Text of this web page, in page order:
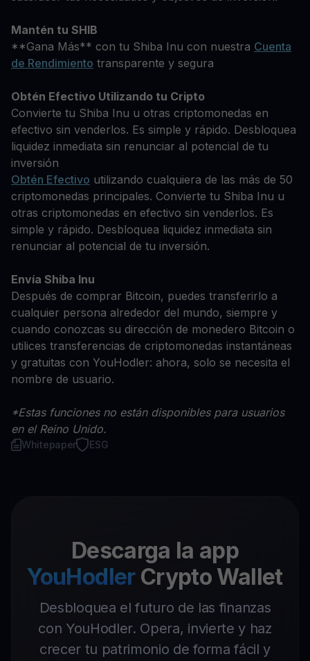
Mantén tu SHIB
**Gana Más** con tu Shiba Inu con nuestra Cuenta
de Rendimiento transparente y segura
Obtén Efectivo Utilizando tu Cripto
Convierte tu Shiba Inu u otras criptomonedas en
efectivo sin venderlos. Es simple y rápido. Desbloquea
liquidez inmediata sin renunciar al potencial de tu
inversión
Obtén Efectivo utilizando cualquiera de las más de 50
criptomonedas principales. Convierte tu Shiba Inu u
otras criptomonedas en efectivo sin venderlos. Es
simple y rápido. Desbloquea liquidez inmediata sin
renunciar al potencial de tu inversión.
Envía Shiba Inu
Después de comprar Bitcoin, puedes transferirlo a
cualquier persona alrededor del mundo, siempre y
cuando conozcas su dirección de monedero Bitcoin o
utilices transferencias de criptomonedas instantáneas
y gratuitas con YouHodler: ahora, solo se necesita el
nombre de usuario.
*Estas funciones no están disponibles para usuarios
en el Reino Unido.
Whitepaper ESG
Descarga la app
YouHodler Crypto Wallet
Desbloquea el futuro de las finanzas
con YouHodler. Opera, invierte y haz
crecer tu patrimonio de forma fácil y